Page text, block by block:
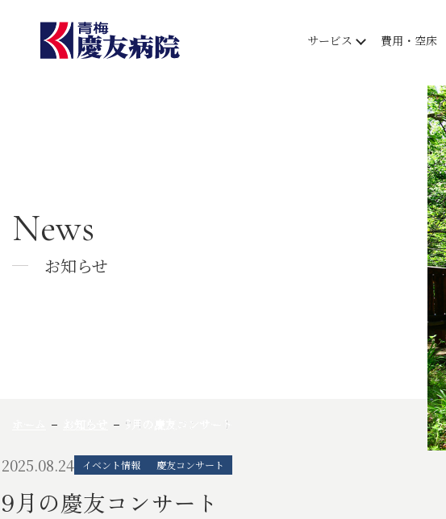
サービス 費用・空床
News
お知らせ
お知らせ 9月の慶友コンサート
2025.08.24 イベント情報 慶友コンサート
9月の慶友コンサート